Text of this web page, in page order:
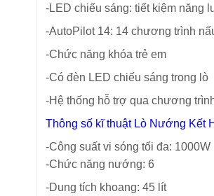
-LED chiếu sáng: tiết kiệm năng
-AutoPilot 14: 14 chương trình
-Chức năng khóa trẻ em
-Có đèn LED chiếu sáng trong lò
-Hệ thống hỗ trợ qua chương
Thông số kĩ thuật Lò Nướng Kết
-Công suất vi sóng tối đa: 1000W
-Chức năng nướng: 6
-Dung tích khoang: 45 lít